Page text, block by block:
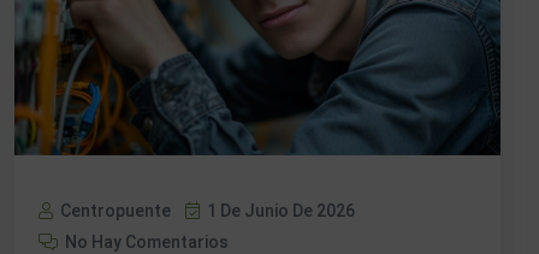
Centropuente
1 De Junio De 2026
No Hay Comentarios